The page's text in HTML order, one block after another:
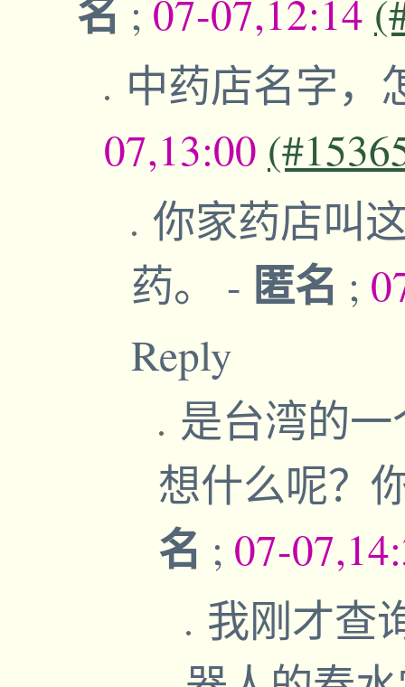
名 ; 07-07,12:14
中药店名字，
07,13:00
你家药店叫
药。 - 匿名 ;
Reply
是台湾的
想什么呢？
名 ; 07-
我刚才查